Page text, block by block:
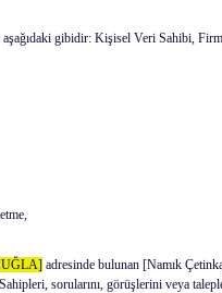
gibidir: Kişisel Veri Sahibi,
adresinde bulunan [Namık
sorularını, görüşlerini veya